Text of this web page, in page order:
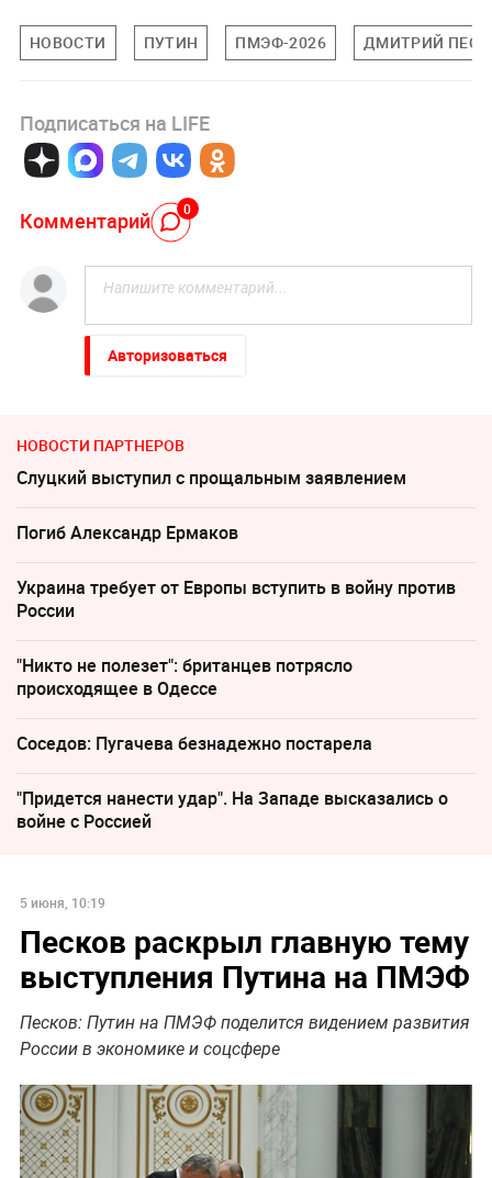
НОВОСТИ ПУТИН ПМЭФ-2026 ДМИТРИЙ
Подписаться на LIFE
Комментарий 0
Авторизоваться
НОВОСТИ ПАРТНЕРОВ
Слуцкий выступил с прощальным заявлением
Погиб Александр Ермаков
Украина требует от Европы вступить в войну против
России
"Никто не полезет": британцев потрясло
происходящее в Одессе
Соседов: Пугачева безнадежно постарела
"Придется нанести удар". На Западе высказались о
войне с Россией
5 июня, 10:19
Песков раскрыл главную тему
выступления Путина на ПМЭФ
Песков: Путин на ПМЭФ поделится видением развития
России в экономике и соцсфере